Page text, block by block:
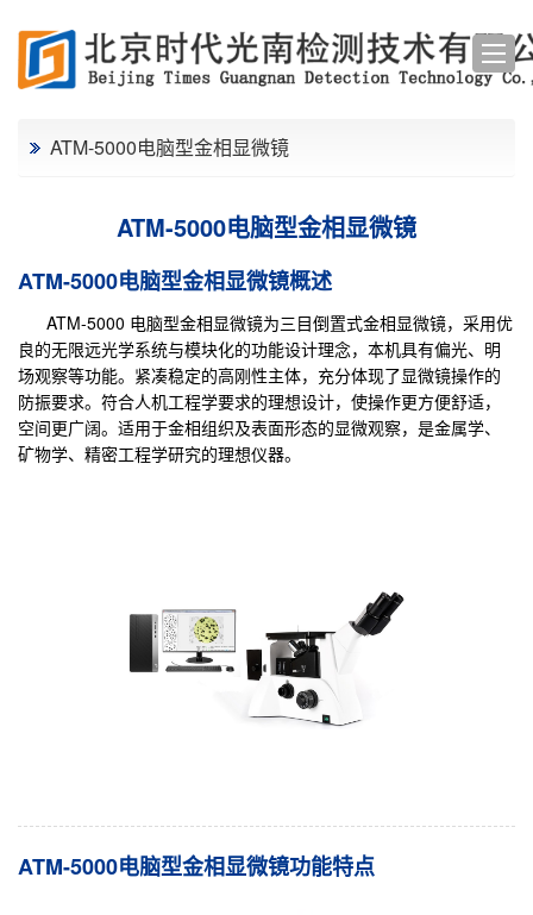
ATM-5000电脑型金相显微镜
ATM-5000电脑型金相显微镜
ATM-5000电脑型金相显微镜概述
ATM-5000 电脑型金相显微镜为三目倒置式金相显微镜，采用优
良的无限远光学系统与模块化的功能设计理念，本机具有偏光、明
场观察等功能。紧凑稳定的高刚性主体，充分体现了显微镜操作的
防振要求。符合人机工程学要求的理想设计，使操作更方便舒适，
空间更广阔。适用于金相组织及表面形态的显微观察，是金属学、
矿物学、精密工程学研究的理想仪器。
ATM-5000电脑型金相显微镜功能特点